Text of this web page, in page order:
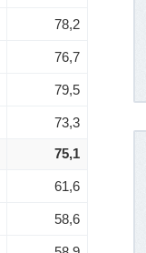
78,2
76,7
79,5
73,3
75,1
61,6
58,6